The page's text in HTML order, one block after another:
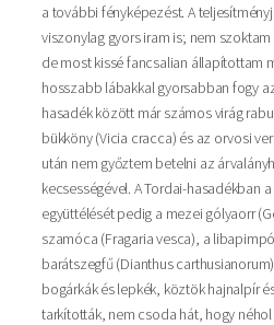
a további fényképezést. A
viszonylag gyors iram is; nem
de most kissé fancsalian állapítottam
hosszabb lábakkal gyorsabban fogy
hasadék között már számos virág
bükköny (Vicia cracca) és az orvosi
után nem győztem betelni az
kecsességével. A Tordai-hasadékban
együttélését pedig a mezei gólyaorr
szamóca (Fragaria vesca), a
barátszegfű (Dianthus
bogárkák és lepkék, köztök hajnalpír
tarkították, nem csoda hát, hogy